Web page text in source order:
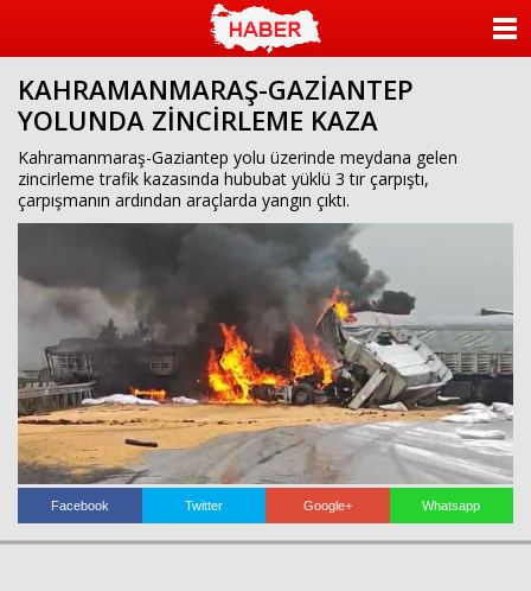
KAHRAMANMARAŞ-GAZİANTEP
YOLUNDA ZİNCİRLEME KAZA
Kahramanmaraş-Gaziantep yolu üzerinde meydana gelen
zincirleme trafik kazasında hububat yüklü 3 tır çarpıştı,
çarpışmanın ardından araçlarda yangın çıktı.
Facebook Twitter Google+ Whatsapp
KATEGORİLER
FOTO GALERİ
VİDEO GALERİ
KÜNYE
İLETİŞİM